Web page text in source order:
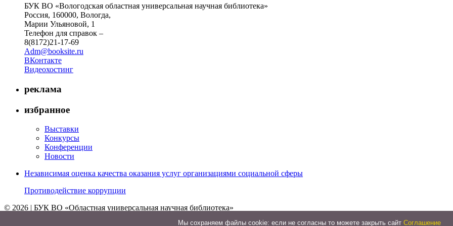
БУК ВО «Вологодская областная универсальная научная библиотека»
Россия, 160000, Вологда,
Марии Ульяновой, 1
Телефон для справок –
8(8172)21-17-69
Adm@booksite.ru
ВКонтакте
Видеохостинг
реклама
избранное
Выставки
Конкурсы
Конференции
Новости
Независимая оценка качества оказания услуг организациями социальной сферы
Противодействие коррупции
© 2026 | БУК ВО «Областная универсальная научная библиотека»
Мы cохраняем файлы cookie: если не согласны то можете закрыть сайт Соглашение